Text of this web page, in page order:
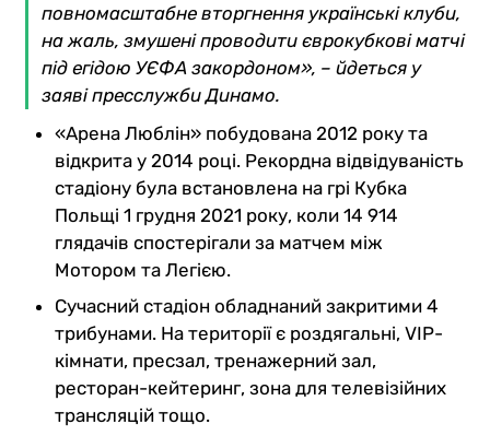
повномасштабне вторгнення українські клуби,
на жаль, змушені проводити єврокубкові матчі
під егідою УЄФА закордоном», – йдеться у
заяві пресслужби Динамо.
«Арена Люблін» побудована 2012 року та
відкрита у 2014 році. Рекордна відвідуваність
стадіону була встановлена на грі Кубка
Польщі 1 грудня 2021 року, коли 14 914
глядачів спостерігали за матчем між
Мотором та Легією.
Сучасний стадіон обладнаний закритими 4
трибунами. На території є роздягальні, VIP-
кімнати, пресзал, тренажерний зал,
ресторан-кейтеринг, зона для телевізійних
трансляцій тощо.